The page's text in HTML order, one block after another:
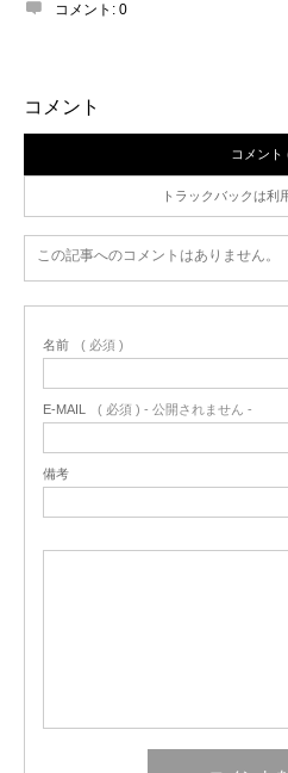
コメント: 0
コメント
コメント
トラックバックは利
この記事へのコメントはありません。
名前 ( 必須 )
E-MAIL ( 必須 ) - 公開されません -
備考